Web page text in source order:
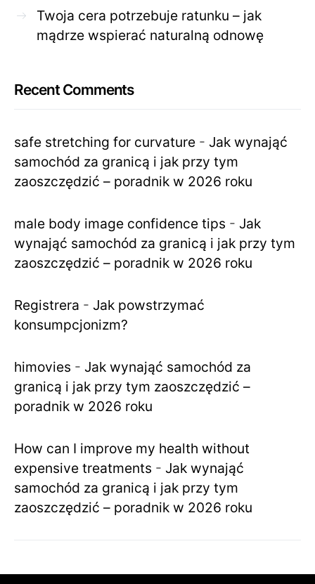
Twoja cera potrzebuje ratunku – jak
mądrze wspierać naturalną odnowę
Recent Comments
safe stretching for curvature - Jak wynająć
samochód za granicą i jak przy tym
zaoszczędzić – poradnik w 2026 roku
male body image confidence tips - Jak
wynająć samochód za granicą i jak przy tym
zaoszczędzić – poradnik w 2026 roku
Registrera - Jak powstrzymać
konsumpcjonizm?
himovies - Jak wynająć samochód za
granicą i jak przy tym zaoszczędzić –
poradnik w 2026 roku
How can I improve my health without
expensive treatments - Jak wynająć
samochód za granicą i jak przy tym
zaoszczędzić – poradnik w 2026 roku